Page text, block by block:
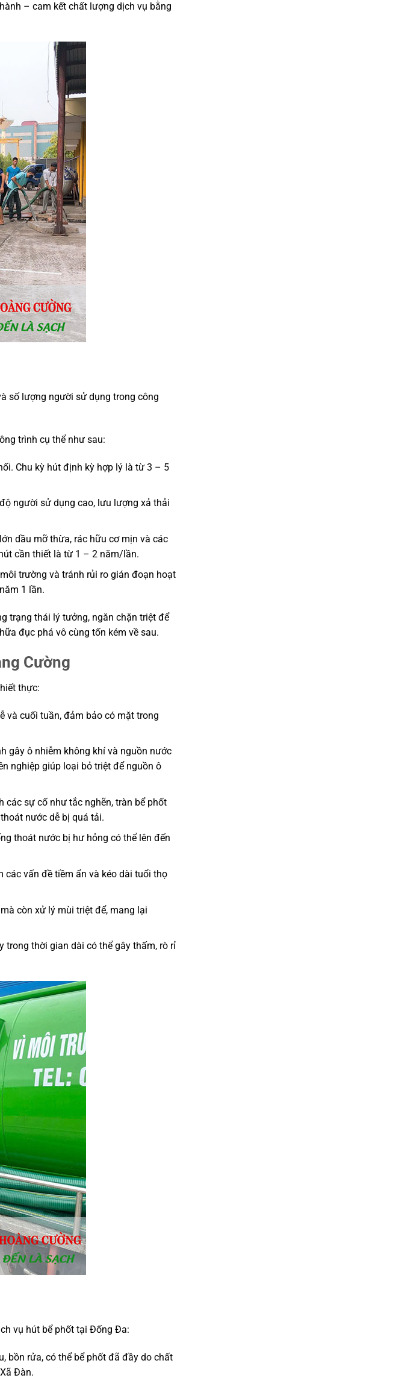
– cam kết chất lượng dịch vụ bằng
số lượng người sử dụng trong công
trình cụ thể như sau:
Chu kỳ hút định kỳ hợp lý là từ 3 – 5
người sử dụng cao, lưu lượng xả thải
dầu mỡ thừa, rác hữu cơ mịn và các
cần thiết là từ 1 – 2 năm/lần.
trường và tránh rủi ro gián đoạn hoạt
1 lần.
trạng thái lý tưởng, ngăn chặn triệt để
đục phá vô cùng tốn kém về sau.
Cường
thực:
và cuối tuần, đảm bảo có mặt trong
gây ô nhiễm không khí và nguồn nước
nghiệp giúp loại bỏ triệt để nguồn ô
các sự cố như tắc nghẽn, tràn bể phốt
nước dễ bị quá tải.
thoát nước bị hư hỏng có thể lên đến
các vấn đề tiềm ẩn và kéo dài tuổi thọ
còn xử lý mùi triệt để, mang lại
thời gian dài có thể gây thấm, rò rỉ
vụ hút bể phốt tại Đống Đa:
bồn rửa, có thể bể phốt đã đầy do chất
Đàn.